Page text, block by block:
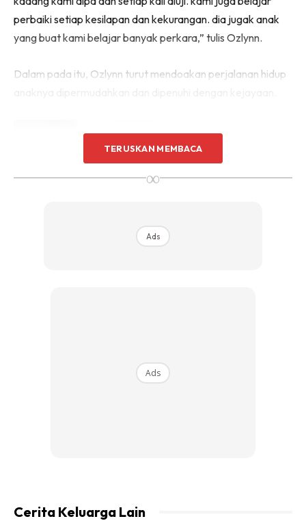
perbaiki setiap kesilapan dan kekurangan. dia jugak anak
yang buat kami belajar banyak perkara,” tulis Ozlynn.
Dalam pada itu, Ozlynn turut mendoakan perjalanan hidup
melihat bagaimana hamba Nya menghadi ujian itu.
TERUSKAN MEMBACA
∞
Ads
Ads
Cerita Keluarga Lain